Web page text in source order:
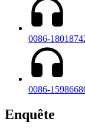
0086-
0086-
Enquête